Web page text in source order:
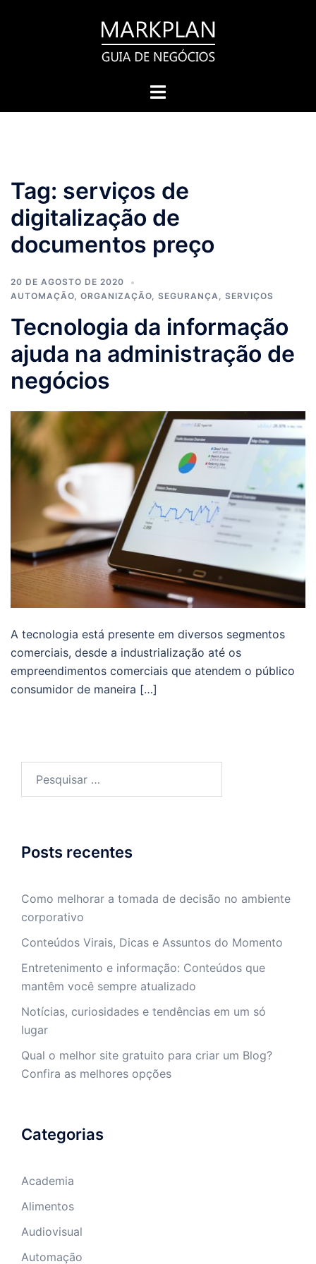
Toggle
Tag: serviços de
digitalização de
documentos preço
20 DE AGOSTO DE 2020
AUTOMAÇÃO, ORGANIZAÇÃO, SEGURANÇA, SERVIÇOS
Tecnologia da informação
ajuda na administração de
negócios
A tecnologia está presente em diversos segmentos
comerciais, desde a industrialização até os
empreendimentos comerciais que atendem o público
consumidor de maneira […]
por:
Posts recentes
Como melhorar a tomada de decisão no ambiente
corporativo
Conteúdos Virais, Dicas e Assuntos do Momento
Entretenimento e informação: Conteúdos que
mantêm você sempre atualizado
Notícias, curiosidades e tendências em um só
lugar
Qual o melhor site gratuito para criar um Blog?
Confira as melhores opções
Categorias
Academia
Alimentos
Audiovisual
Automação